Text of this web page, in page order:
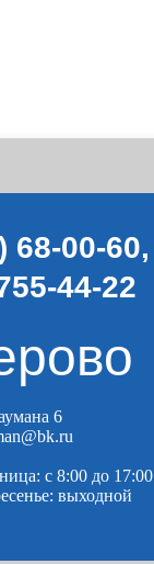
68-00-60,
44-22
6
c 8:00 до 17:00
выходной